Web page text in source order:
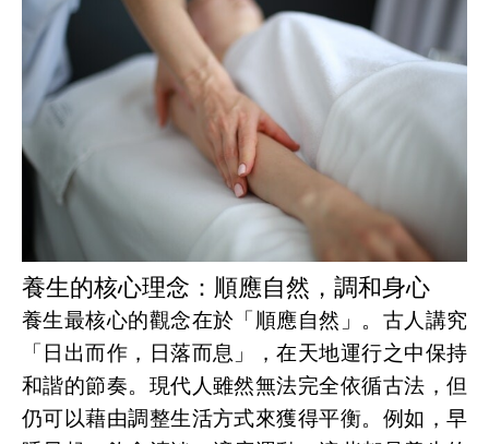
養生的核心理念：順應自然，調和身心
養生最核心的觀念在於「順應自然」。古人講究
「日出而作，日落而息」，在天地運行之中保持
和諧的節奏。現代人雖然無法完全依循古法，但
仍可以藉由調整生活方式來獲得平衡。例如，早